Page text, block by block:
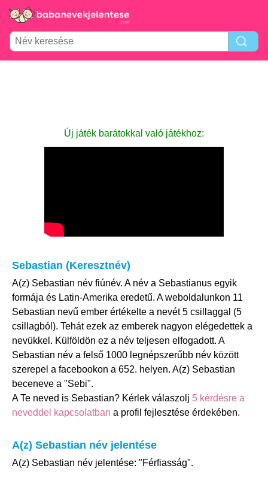
Új játék barátokkal való játékhoz:
Sebastian (Keresztnév)
A(z) Sebastian név fiúnév. A név a Sebastianus egyik
formája és Latin-Amerika eredetű. A weboldalunkon 11
Sebastian nevű ember értékelte a nevét 5 csillaggal (5
csillagból). Tehát ezek az emberek nagyon elégedettek a
nevükkel. Külföldön ez a név teljesen elfogadott. A
Sebastian név a felső 1000 legnépszerűbb név között
szerepel a facebookon a 652. helyen. A(z) Sebastian
beceneve a "Sebi".
A Te neved is Sebastian? Kérlek válaszolj 5 kérdésre a
neveddel kapcsolatban a profil fejlesztése érdekében.
A(z) Sebastian név jelentése
A(z) Sebastian név jelentése: "Férfiasság".